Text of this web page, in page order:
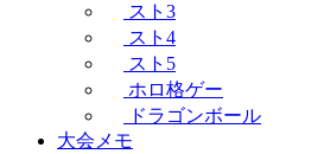
スト3
スト4
スト5
ホロ格ゲー
ドラゴンボール
大会メモ